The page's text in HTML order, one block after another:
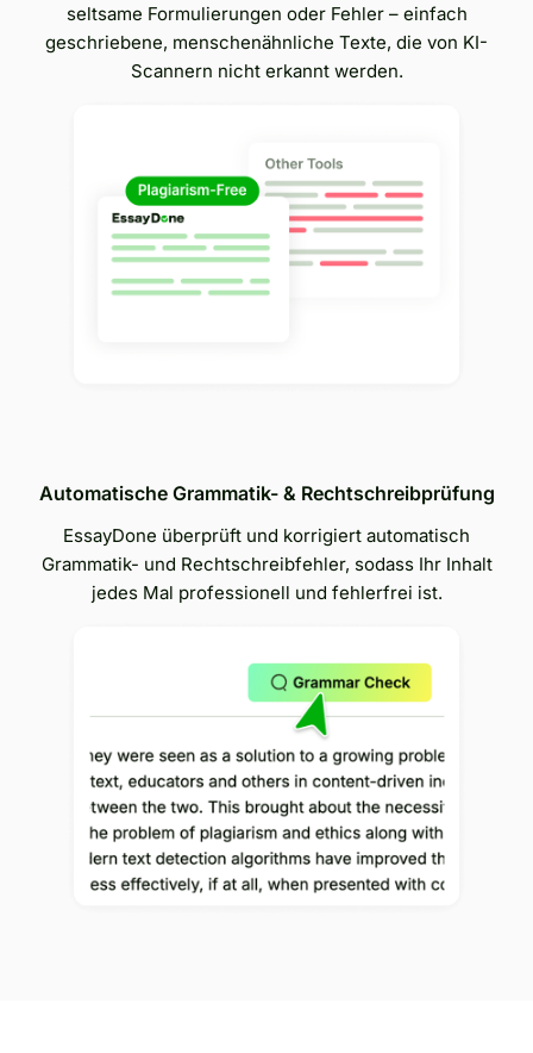
seltsame Formulierungen oder Fehler – einfach
geschriebene, menschenähnliche Texte, die von KI-
Scannern nicht erkannt werden.
Automatische Grammatik- & Rechtschreibprüfung
EssayDone überprüft und korrigiert automatisch
Grammatik- und Rechtschreibfehler, sodass Ihr Inhalt
jedes Mal professionell und fehlerfrei ist.